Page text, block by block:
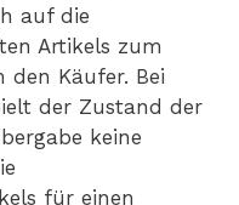
auf die
Artikels zum
den Käufer. Bei
der Zustand der
keine
für einen